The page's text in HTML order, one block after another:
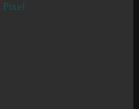
Pixel